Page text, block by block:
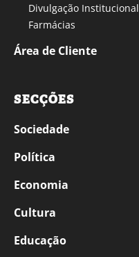
Divulgação Institucional
Farmácias
Área de Cliente
SECÇÕES
Sociedade
Política
Economia
Cultura
Educação